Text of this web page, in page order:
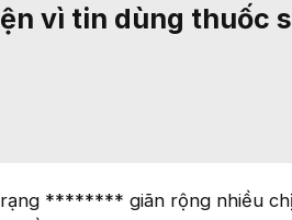
vì tin dùng thuốc
******** giãn rộng nhiều